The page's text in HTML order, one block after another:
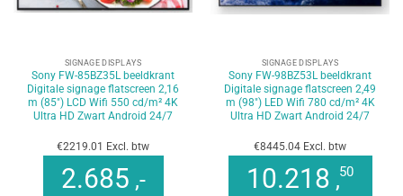
SIGNAGE DISPLAYS
Sony FW-85BZ35L beeldkrant
Digitale signage flatscreen 2,16
m (85″) LCD Wifi 550 cd/m² 4K
Ultra HD Zwart Android 24/7
€2219.01 Excl. btw
2.685 ,-
SIGNAGE DISPLAYS
Sony FW-98BZ53L beeldkrant
Digitale signage flatscreen 2,49
m (98″) LED Wifi 780 cd/m² 4K
Ultra HD Zwart Android 24/7
€8445.04 Excl. btw
10.218 ,50